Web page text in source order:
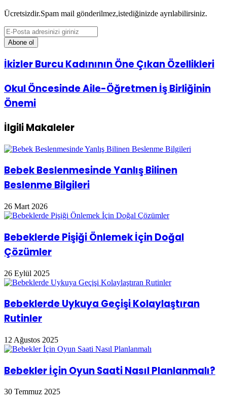
Ücretsizdir.Spam mail gönderilmez,istediğinizde ayrılabilirsiniz.
E-
Posta
adresinizi
giriniz
İkizler
Burcu
Öne
Çıkan
Özellikleri
İkizler Burcu Kadınının Öne Çıkan Özellikleri
Okul
Öncesinde
Aile-
İş
Birliğinin
Okul Öncesinde Aile-Öğretmen İş Birliğinin
Önemi
İlgili Makaleler
Bebek Beslenmesinde Yanlış Bilinen
Beslenme Bilgileri
26 Mart 2026
Bebeklerde Pişiği Önlemek İçin Doğal
Çözümler
26 Eylül 2025
Bebeklerde Uykuya Geçişi Kolaylaştıran
Rutinler
12 Ağustos 2025
Bebekler İçin Oyun Saati Nasıl Planlanmalı?
30 Temmuz 2025